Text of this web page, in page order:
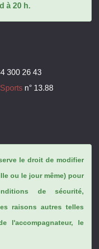
à 20 h.
300 26 43
n° 13.88
le droit de modifier
ou le jour même) pour
de sécurité,
raisons autres telles
l'accompagnateur, le